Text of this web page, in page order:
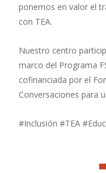
ponemos en valor el
con TEA.
Nuestro centro
marco del Programa
cofinanciada por el
Conversaciones para
#Inclusión #TEA